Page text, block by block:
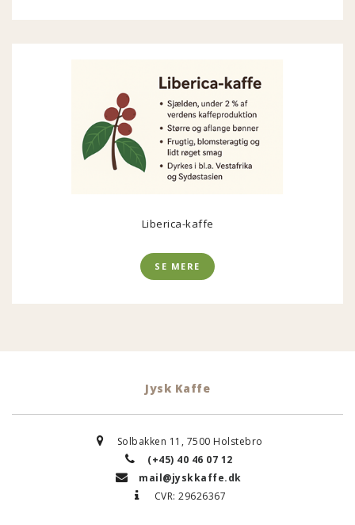
Liberica-kaffe
SE MERE
Jysk Kaffe
Solbakken 11, 7500 Holstebro
(+45) 40 46 07 12
mail@jyskkaffe.dk
CVR: 29626367